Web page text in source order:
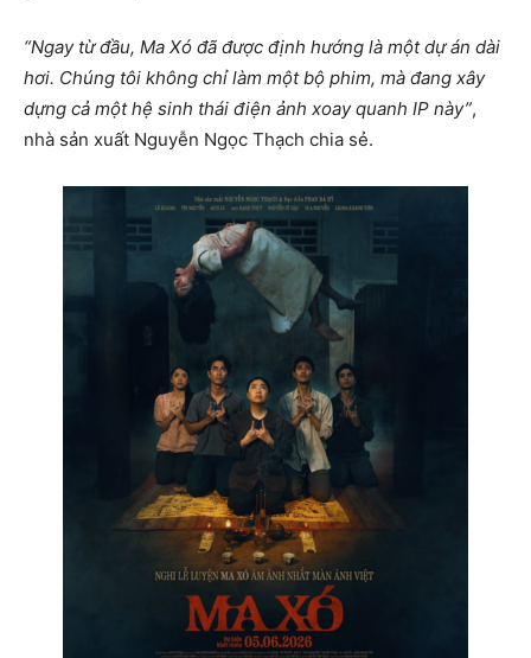
“Ngay từ đầu, Ma Xó đã được định hướng là một dự án dài
hơi. Chúng tôi không chỉ làm một bộ phim, mà đang xây
dựng cả một hệ sinh thái điện ảnh xoay quanh IP này”,
nhà sản xuất Nguyễn Ngọc Thạch chia sẻ.